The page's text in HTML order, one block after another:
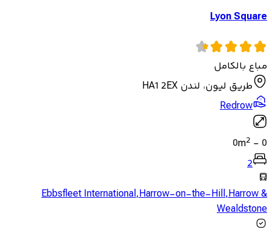
Lyon Square
مباع بالكامل
طريق ليون، لندن HA1 2EX
Redrow
0
-
0m2
2
Ebbsfleet International,Harrow-on-the-Hill,Harrow &
Wealdstone